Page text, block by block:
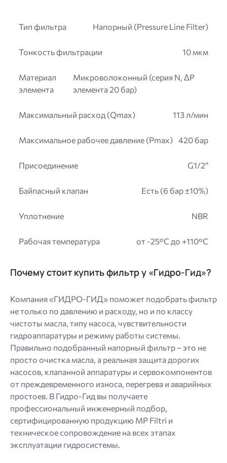
Тип фильтра Напорный (Pressure Line Filter)
Тонкость фильтрации 10 мкм
Материал
элемента
Микроволоконный (серия N, ΔP
элемента 20 бар)
Максимальный расход (Qmax) 113 л/мин
Максимальное рабочее давление (Pmax) 420 бар
Присоединение G1/2”
Байпасный клапан Есть (6 бар ±10%)
Уплотнение NBR
Рабочая температура от -25°C до +110°C
Почему стоит купить фильтр у «Гидро-Гид»?
Компания «ГИДРО-ГИД» поможет подобрать фильтр
не только по давлению и расходу, но и по классу
чистоты масла, типу насоса, чувствительности
гидроаппаратуры и режиму работы системы.
Правильно подобранный напорный фильтр – это не
просто очистка масла, а реальная защита дорогих
насосов, клапанной аппаратуры и сервокомпонентов
от преждевременного износа, перегрева и аварийных
простоев. В Гидро-Гид вы получаете
профессиональный инженерный подбор,
сертифицированную продукцию MP Filtri и
техническое сопровождение на всех этапах
эксплуатации гидросистемы.